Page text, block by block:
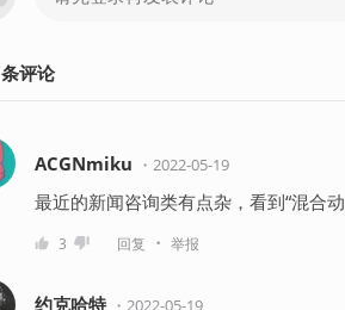
条评论
ACGNmiku ・ 2022-05-19
最近的新闻咨询类有点杂，看到“混合
3 回复 ・ 举报
约克哈特 ・ 2022-05-19